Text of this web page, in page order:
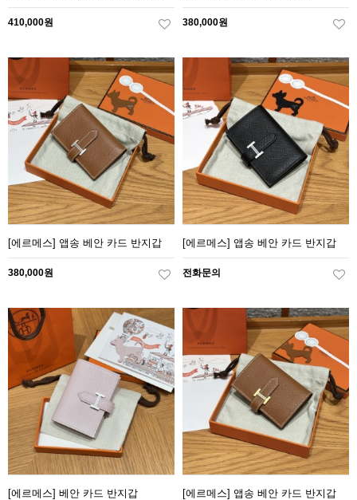
410,000원 380,000원
[에르메스] 앱송 베안 카드 반지갑
380,000원
[에르메스] 앱송 베안 카드 반지갑
전화문의
[에르메스] 베안 카드 반지갑 [에르메스] 앱송 베안 카드 반지갑